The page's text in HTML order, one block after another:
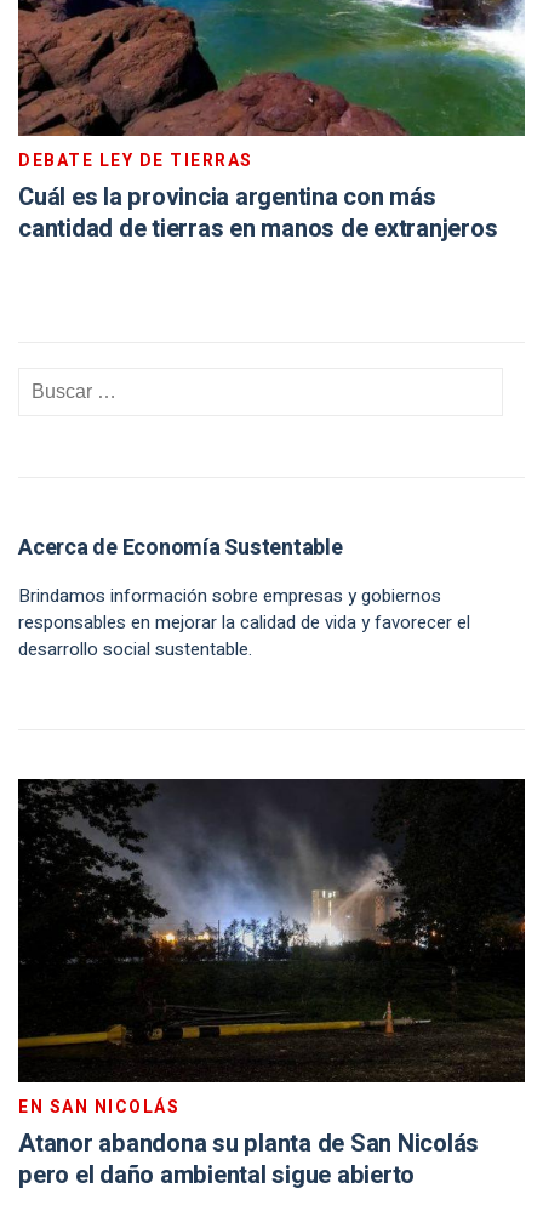
DEBATE LEY DE TIERRAS
Cuál es la provincia argentina con más
cantidad de tierras en manos de extranjeros
Acerca de Economía Sustentable
Brindamos información sobre empresas y gobiernos
responsables en mejorar la calidad de vida y favorecer el
desarrollo social sustentable.
EN SAN NICOLÁS
Atanor abandona su planta de San Nicolás
pero el daño ambiental sigue abierto